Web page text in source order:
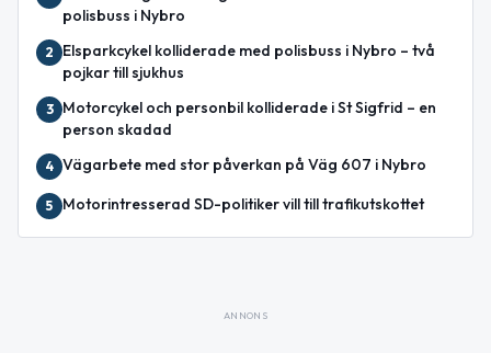
polisbuss i Nybro
2
Elsparkcykel kolliderade med polisbuss i Nybro – två
pojkar till sjukhus
3
Motorcykel och personbil kolliderade i St Sigfrid – en
person skadad
4 Vägarbete med stor påverkan på Väg 607 i Nybro
5 Motorintresserad SD-politiker vill till trafikutskottet
ANNONS